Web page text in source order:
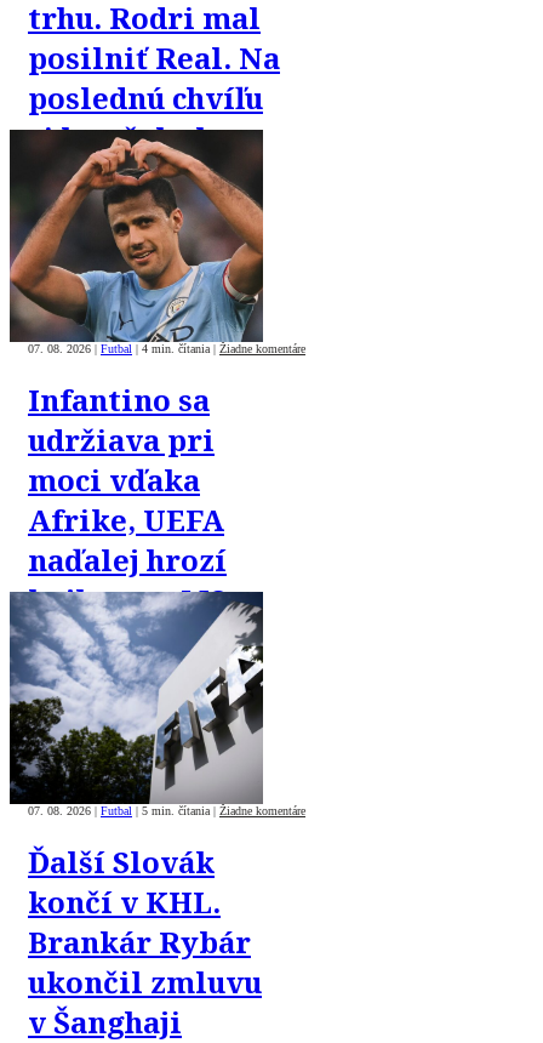
trhu. Rodri mal
posilniť Real. Na
poslednú chvíľu
si ho však chce
„ukradnúť“
Barca
07. 08. 2026 | Futbal | 4 min. čítania | Žiadne komentáre
Infantino sa
udržiava pri
moci vďaka
Afrike, UEFA
naďalej hrozí
bojkotom MS
07. 08. 2026 | Futbal | 5 min. čítania | Žiadne komentáre
Ďalší Slovák
končí v KHL.
Brankár Rybár
ukončil zmluvu
v Šanghaji